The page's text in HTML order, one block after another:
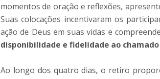
momentos de oração e reflexões,
Suas colocações incentivaram os
ação de Deus em suas vidas e
disponibilidade e fidelidade ao
Ao longo dos quatro dias, o retiro